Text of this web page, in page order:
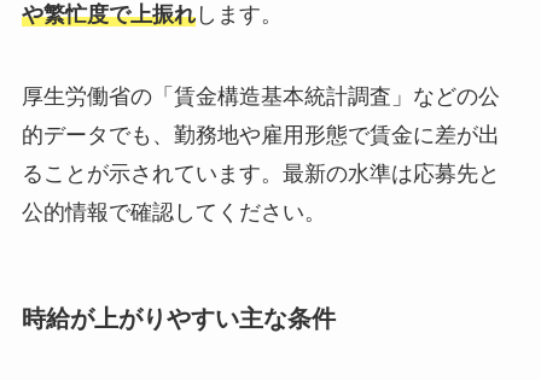
や繁忙度で上振れします。
厚生労働省の「賃金構造基本統計調査」などの公
的データでも、勤務地や雇用形態で賃金に差が出
ることが示されています。最新の水準は応募先と
公的情報で確認してください。
時給が上がりやすい主な条件